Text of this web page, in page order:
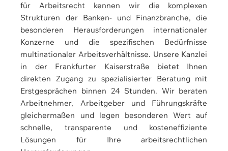
für Arbeitsrecht kennen wir die komplexen
Strukturen der Banken- und Finanzbranche, die
besonderen Herausforderungen internationaler
Konzerne und die spezifischen Bedürfnisse
multinationaler Arbeitsverhältnisse. Unsere Kanzlei
in der Frankfurter Kaiserstraße bietet Ihnen
direkten Zugang zu spezialisierter Beratung mit
Erstgesprächen binnen 24 Stunden. Wir beraten
Arbeitnehmer, Arbeitgeber und Führungskräfte
gleichermaßen und legen besonderen Wert auf
schnelle, transparente und kosteneffiziente
Lösungen für Ihre arbeitsrechtlichen